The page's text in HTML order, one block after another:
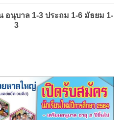
อนุบาล 1-3 ประถม 1-6 มัธยม 1-
3